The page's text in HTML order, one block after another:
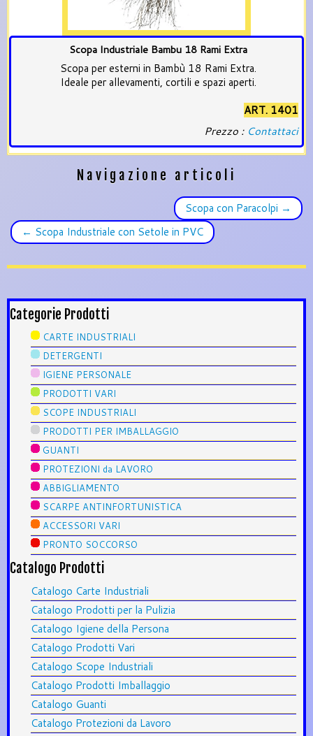
Scopa Industriale Bambu 18 Rami Extra
Scopa per esterni in Bambù 18 Rami Extra.
Ideale per allevamenti, cortili e spazi aperti.
ART. 1401
Prezzo : Contattaci
Navigazione articoli
Scopa con Paracolpi →
← Scopa Industriale con Setole in PVC
Categorie Prodotti
CARTE INDUSTRIALI
DETERGENTI
IGIENE PERSONALE
PRODOTTI VARI
SCOPE INDUSTRIALI
PRODOTTI PER IMBALLAGGIO
GUANTI
PROTEZIONI da LAVORO
ABBIGLIAMENTO
SCARPE ANTINFORTUNISTICA
ACCESSORI VARI
PRONTO SOCCORSO
Catalogo Prodotti
Catalogo Carte Industriali
Catalogo Prodotti per la Pulizia
Catalogo Igiene della Persona
Catalogo Prodotti Vari
Catalogo Scope Industriali
Catalogo Prodotti Imballaggio
Catalogo Guanti
Catalogo Protezioni da Lavoro